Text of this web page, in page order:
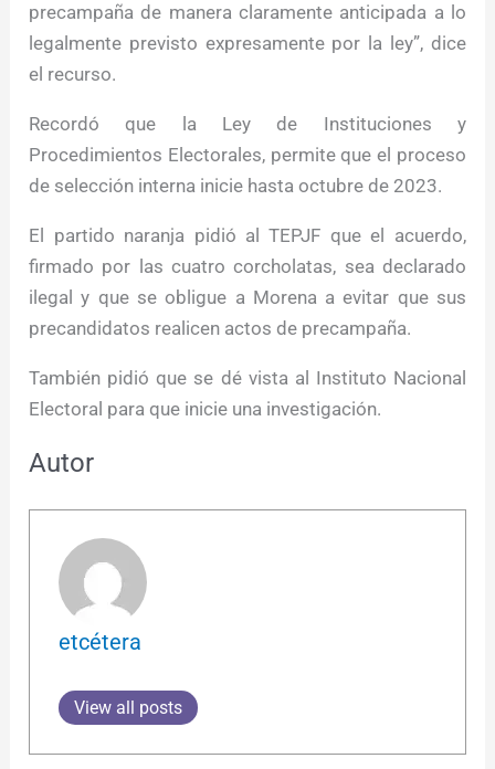
precampaña de manera claramente anticipada a lo
legalmente previsto expresamente por la ley”, dice
el recurso.
Recordó que la Ley de Instituciones y
Procedimientos Electorales, permite que el proceso
de selección interna inicie hasta octubre de 2023.
El partido naranja pidió al TEPJF que el acuerdo,
firmado por las cuatro corcholatas, sea declarado
ilegal y que se obligue a Morena a evitar que sus
precandidatos realicen actos de precampaña.
También pidió que se dé vista al Instituto Nacional
Electoral para que inicie una investigación.
Autor
etcétera
View all posts